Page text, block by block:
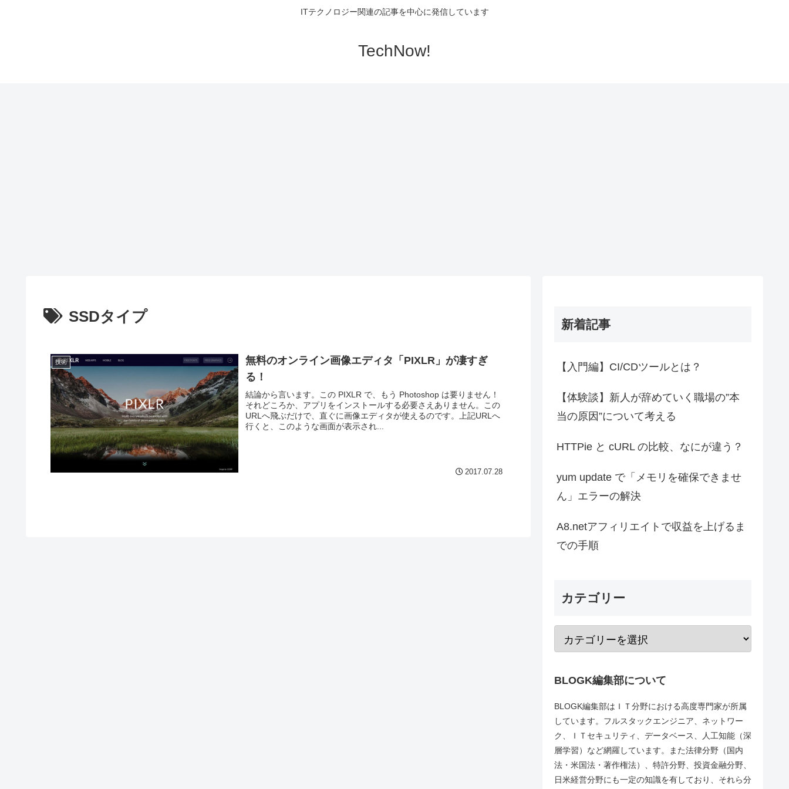
ITテクノロジー関連の記事を中心に発信しています
TechNow!
SSDタイプ
技術
無料のオンライン画像エディタ「PIXLR」が凄すぎ
る！
結論から言います。この PIXLR で、もう Photoshop は要りません！
それどころか、アプリをインストールする必要さえありません。この
URLへ飛ぶだけで、直ぐに画像エディタが使えるのです。上記URLへ
行くと、このような画面が表示され...
2017.07.28
新着記事
【入門編】CI/CDツールとは？
【体験談】新人が辞めていく職場の”本
当の原因”について考える
HTTPie と cURL の比較、なにが違う？
yum update で「メモリを確保できませ
ん」エラーの解決
A8.netアフィリエイトで収益を上げるま
での手順
カテゴリー
BLOGK編集部について
BLOGK編集部はＩＴ分野における高度専門家が所属
しています。フルスタックエンジニア、ネットワー
ク、ＩＴセキュリティ、データベース、人工知能（深
層学習）など網羅しています。また法律分野（国内
法・米国法・著作権法）、特許分野、投資金融分野、
日米経営分野にも一定の知識を有しており、それら分